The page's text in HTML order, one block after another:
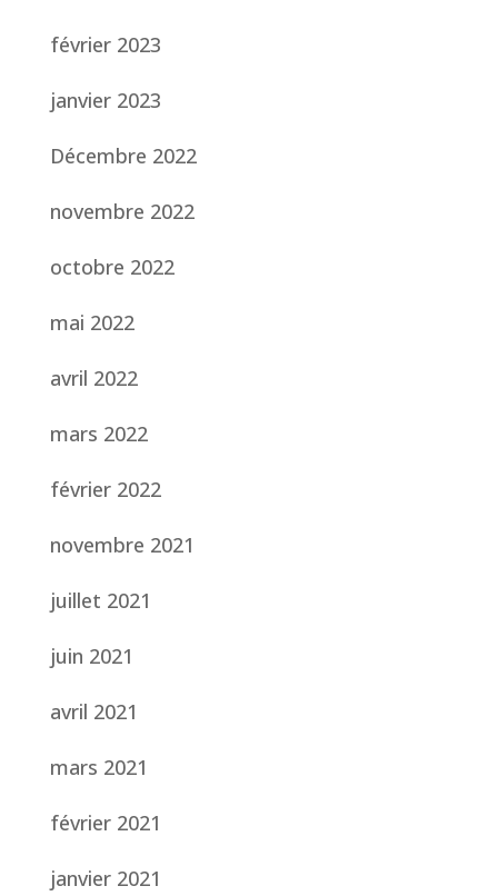
février 2023
janvier 2023
Décembre 2022
novembre 2022
octobre 2022
mai 2022
avril 2022
mars 2022
février 2022
novembre 2021
juillet 2021
juin 2021
avril 2021
mars 2021
février 2021
janvier 2021